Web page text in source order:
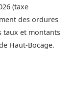
(taxe
des ordures
taux et montants
Haut-Bocage.